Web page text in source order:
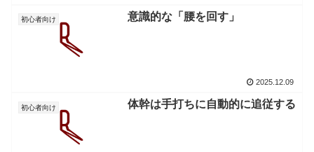
初心者向け 意識的な「腰を回す」
2025.12.09
初心者向け 体幹は手打ちに自動的に追従する